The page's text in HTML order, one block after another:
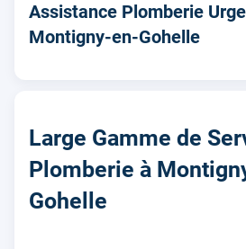
Assistance Plomberie
Montigny-en-Gohelle
Large Gamme de
Plomberie à
Gohelle